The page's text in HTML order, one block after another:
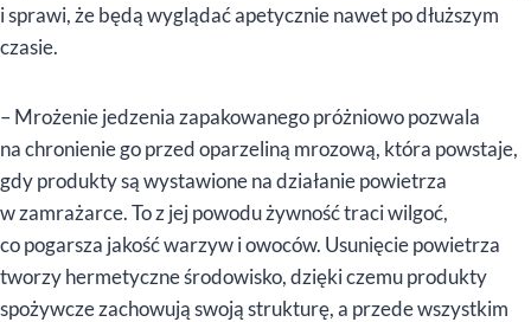
i sprawi, że będą wyglądać apetycznie nawet po dłuższym
czasie.
– Mrożenie jedzenia zapakowanego próżniowo pozwala
na chronienie go przed oparzeliną mrozową, która powstaje,
gdy produkty są wystawione na działanie powietrza
w zamrażarce. To z jej powodu żywność traci wilgoć,
co pogarsza jakość warzyw i owoców. Usunięcie powietrza
tworzy hermetyczne środowisko, dzięki czemu produkty
spożywcze zachowują swoją strukturę, a przede wszystkim